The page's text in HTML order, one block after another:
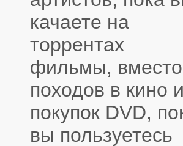
качаете на
торрентах
фильмы, вместо
походов в кино
покупок DVD,
вы пользуетесь